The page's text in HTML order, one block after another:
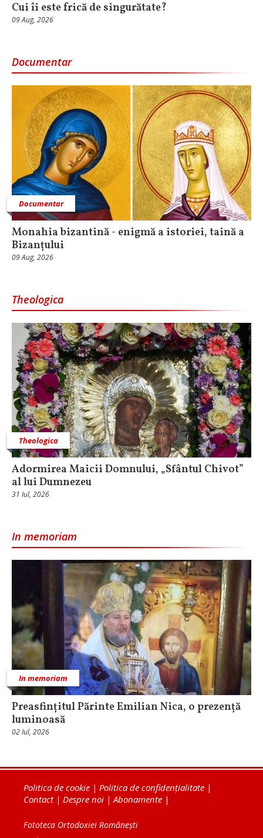
Cui îi este frică de singurătate?
09 Aug, 2026
Documentar
Documentar
Monahia bizantină - enigmă a istoriei, taină a
Bizanțului
09 Aug, 2026
Theologica
Theologica
Adormirea Maicii Domnului, „Sfântul Chivot”
al lui Dumnezeu
31 Iul, 2026
In memoriam
In memoriam
Preasfințitul Părinte Emilian Nica, o prezență
luminoasă
02 Iul, 2026
Politica de cookie | Politica de confidențialitate |
Contact| Despre noi | Abonamente |
Fototeca Ortodoxiei Românești